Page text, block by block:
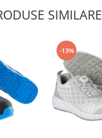
tus
Imbracaminte
SIMILARE
-13%